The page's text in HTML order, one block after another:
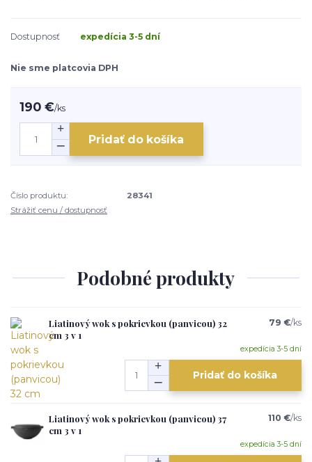
Dostupnosť expedícia 3-5 dní
Nie sme platcovia DPH
190 €/ks
Pridať do košíka
Číslo produktu:
28341
Strážiť cenu / dostupnosť
Podobné produkty
Liatinový wok s pokrievkou (panvicou) 32
cm 3 v 1
79 €/ks
expedícia 3-5 dní
Pridať do košíka
Liatinový wok s pokrievkou (panvicou) 37
cm 3 v 1
110 €/ks
expedícia 3-5 dní